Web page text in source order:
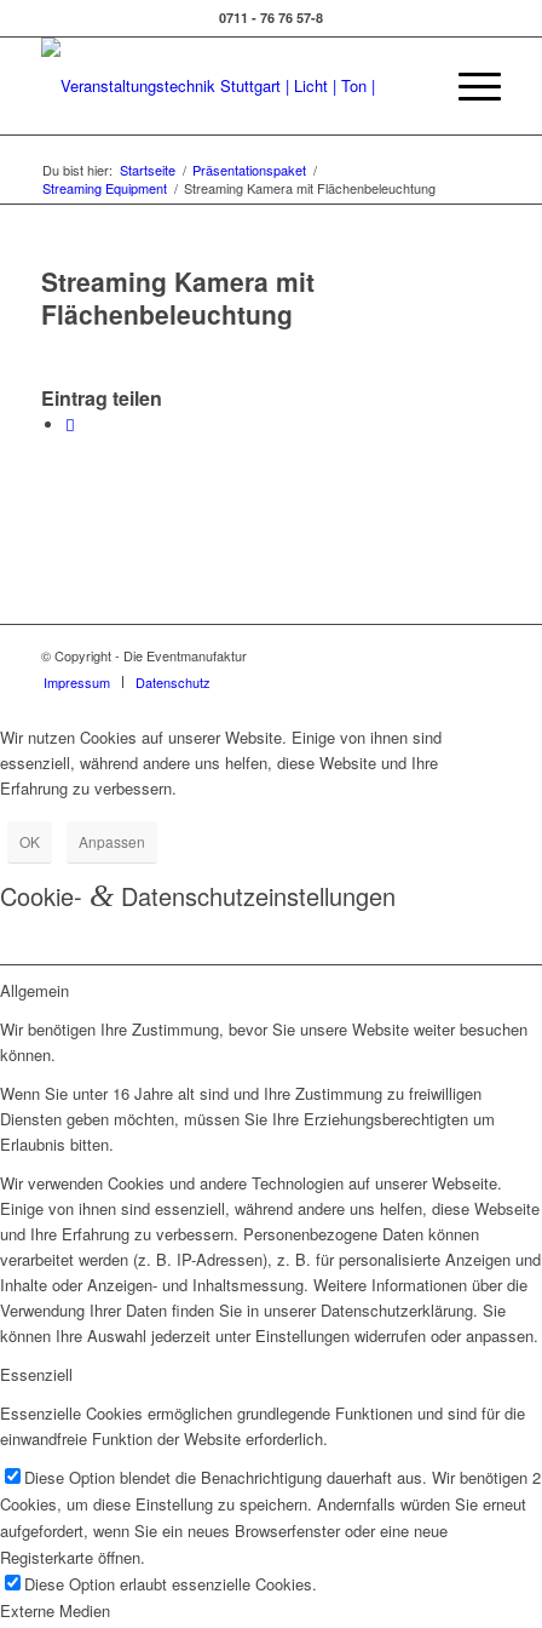
0711 - 76 76 57-8
Du bist hier: Startseite / Präsentationspaket /
Streaming Equipment / Streaming Kamera mit Flächenbeleuchtung
Streaming Kamera mit
Flächenbeleuchtung
Eintrag teilen
© Copyright - Die Eventmanufaktur
Impressum
Datenschutz
Wir nutzen Cookies auf unserer Website. Einige von ihnen sind
essenziell, während andere uns helfen, diese Website und Ihre
Erfahrung zu verbessern.
OK Anpassen
Cookie- & Datenschutzeinstellungen
Allgemein
Wir benötigen Ihre Zustimmung, bevor Sie unsere Website weiter besuchen
können.
Wenn Sie unter 16 Jahre alt sind und Ihre Zustimmung zu freiwilligen
Diensten geben möchten, müssen Sie Ihre Erziehungsberechtigten um
Erlaubnis bitten.
Wir verwenden Cookies und andere Technologien auf unserer Webseite.
Einige von ihnen sind essenziell, während andere uns helfen, diese Webseite
und Ihre Erfahrung zu verbessern. Personenbezogene Daten können
verarbeitet werden (z. B. IP-Adressen), z. B. für personalisierte Anzeigen und
Inhalte oder Anzeigen- und Inhaltsmessung. Weitere Informationen über die
Verwendung Ihrer Daten finden Sie in unserer Datenschutzerklärung. Sie
können Ihre Auswahl jederzeit unter Einstellungen widerrufen oder anpassen.
Essenziell
Essenzielle Cookies ermöglichen grundlegende Funktionen und sind für die
einwandfreie Funktion der Website erforderlich.
Diese Option blendet die Benachrichtigung dauerhaft aus. Wir benötigen 2
Cookies, um diese Einstellung zu speichern. Andernfalls würden Sie erneut
aufgefordert, wenn Sie ein neues Browserfenster oder eine neue
Registerkarte öffnen.
Diese Option erlaubt essenzielle Cookies.
Externe Medien